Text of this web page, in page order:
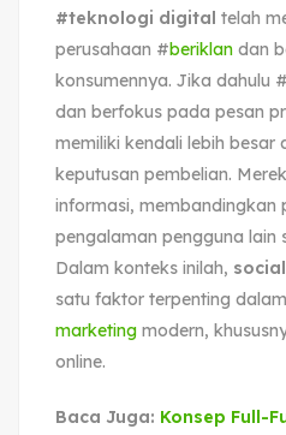
#teknologi digital telah
perusahaan #beriklan dan
konsumennya. Jika dahulu #
dan berfokus pada pesan
memiliki kendali lebih besar
keputusan pembelian.
informasi, membandingkan
pengalaman pengguna lain
Dalam konteks inilah,
satu faktor terpenting
marketing modern,
online.
Baca Juga: Konsep Full-